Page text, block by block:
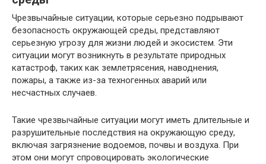
Чрезвычайные ситуации, которые серьезно подрывают
безопасность окружающей среды, представляют
серьезную угрозу для жизни людей и экосистем. Эти
ситуации могут возникнуть в результате природных
катастроф, таких как землетрясения, наводнения,
пожары, а также из-за техногенных аварий или
несчастных случаев.
Такие чрезвычайные ситуации могут иметь длительные и
разрушительные последствия на окружающую среду,
включая загрязнение водоемов, почвы и воздуха. При
этом они могут спровоцировать экологические